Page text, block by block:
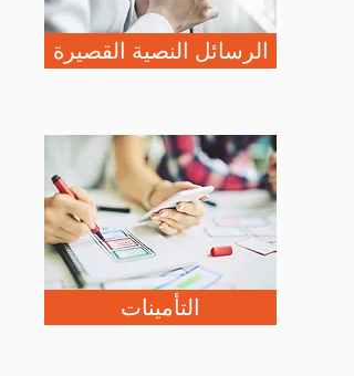
الرسائل النصية القصيرة
التأمينات